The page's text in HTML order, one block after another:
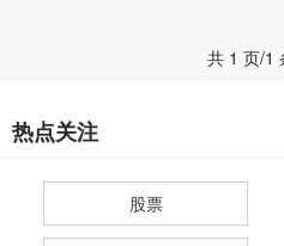
共 1 页/1
热点关注
股票